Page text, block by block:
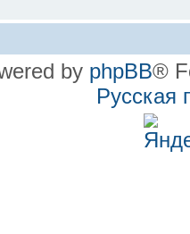
by phpBB®
Русская